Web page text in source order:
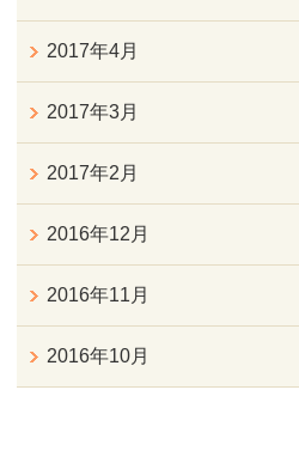
2017年4月
2017年3月
2017年2月
2016年12月
2016年11月
2016年10月